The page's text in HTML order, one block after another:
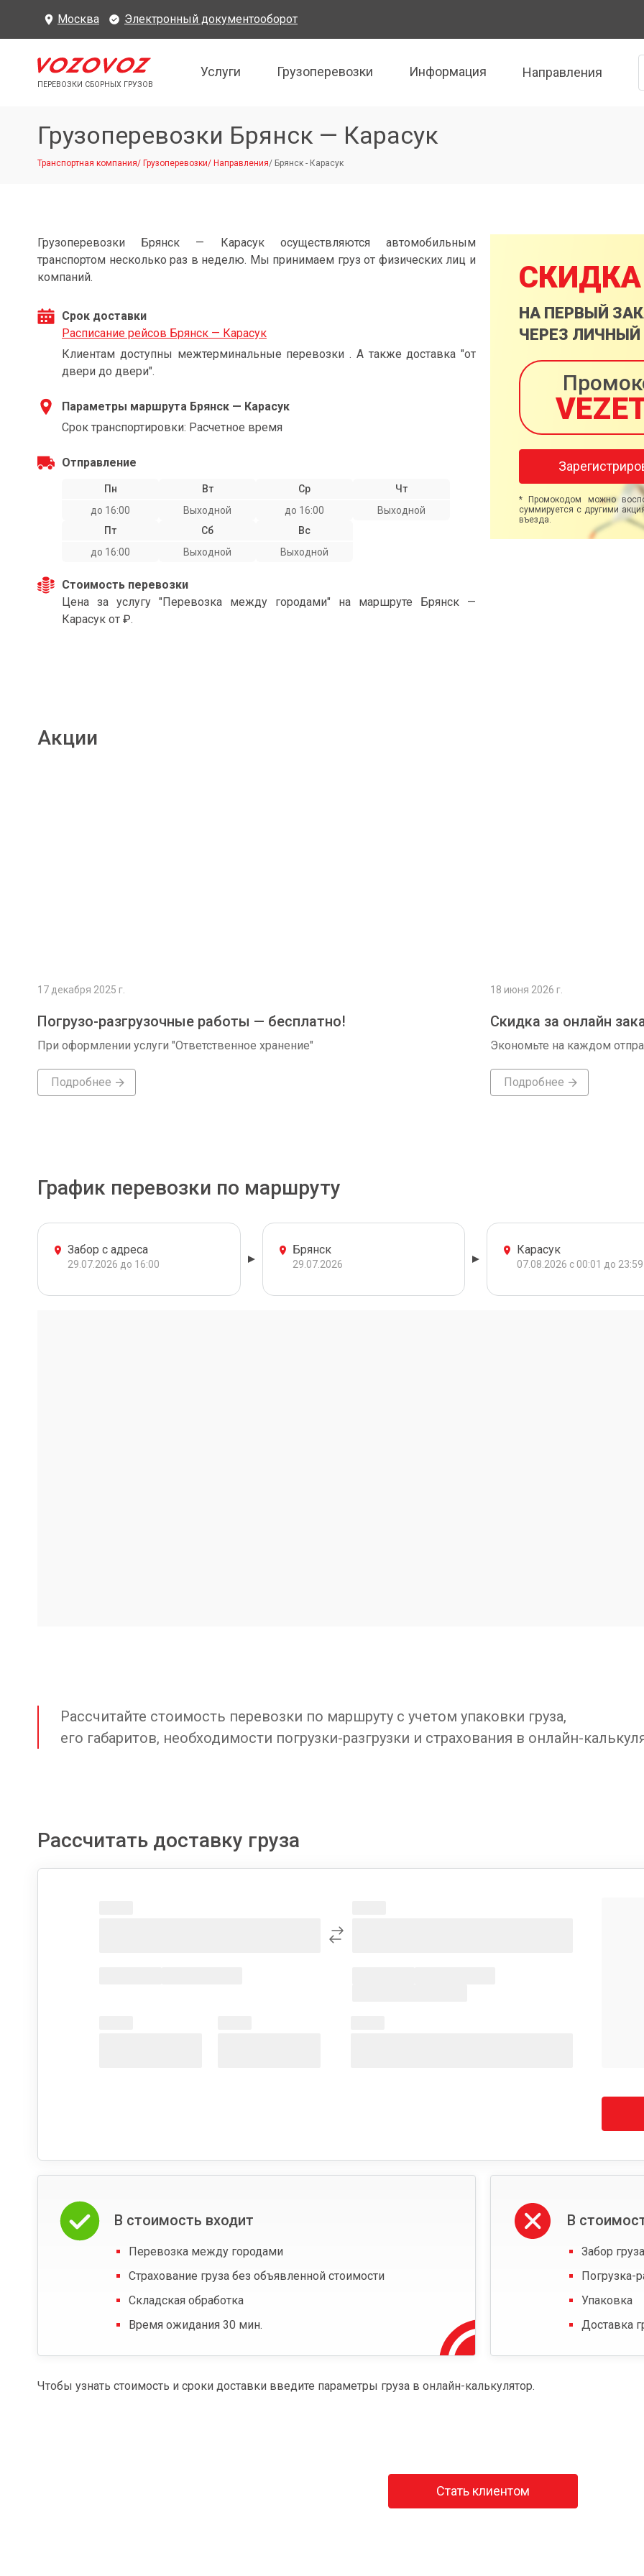
Москва Электронный документооборот
ПЕРЕВОЗКИ СБОРНЫХ ГРУЗОВ
Услуги Грузоперевозки Информация Направления
Грузоперевозки Брянск — Карасук
Транспортная компания/ Грузоперевозки/ Направления/ Брянск - Карасук
Грузоперевозки Брянск — Карасук осуществляются автомобильным
транспортом несколько раз в неделю. Мы принимаем груз от физических лиц и
компаний.
Срок доставки
Расписание рейсов Брянск — Карасук
Клиентам доступны межтерминальные перевозки . А также доставка "от
двери до двери".
Параметры маршрута Брянск — Карасук
Срок транспортировки: Расчетное время
Отправление
Пн
до 16:00
Вт
Выходной
Ср
до 16:00
Чт
Выходной
Пт
до 16:00
Сб
Выходной
Вс
Выходной
Стоимость перевозки
Цена за услугу "Перевозка между городами" на маршруте Брянск —
Карасук от ₽.
СКИДКА
НА ПЕРВЫЙ
ЧЕРЕЗ ЛИЧНЫЙ
* Промокодом можно
суммируется с другими
въезда.
Акции
17 декабря 2025 г.
Погрузо-разгрузочные работы — бесплатно!
При оформлении услуги "Ответственное хранение"
Подробнее
18 июня 2026 г.
Скидка за онлайн
Экономьте на каждом
Подробнее
График перевозки по маршруту
Забор с адреса
29.07.2026 до 16:00
Брянск
29.07.2026
Карасук
07.08.2026 с 00:01 до 23:59
Рассчитайте стоимость перевозки по маршруту с учетом упаковки груза,
его габаритов, необходимости погрузки-разгрузки и страхования в онлайн-
Рассчитать доставку груза
В стоимость входит
Перевозка между городами
Страхование груза без объявленной стоимости
Складская обработка
Время ожидания 30 мин.
В
Забор
Погрузка-
Упаковка
Доставка
Чтобы узнать стоимость и сроки доставки введите параметры груза в онлайн-калькулятор.
Стать клиентом